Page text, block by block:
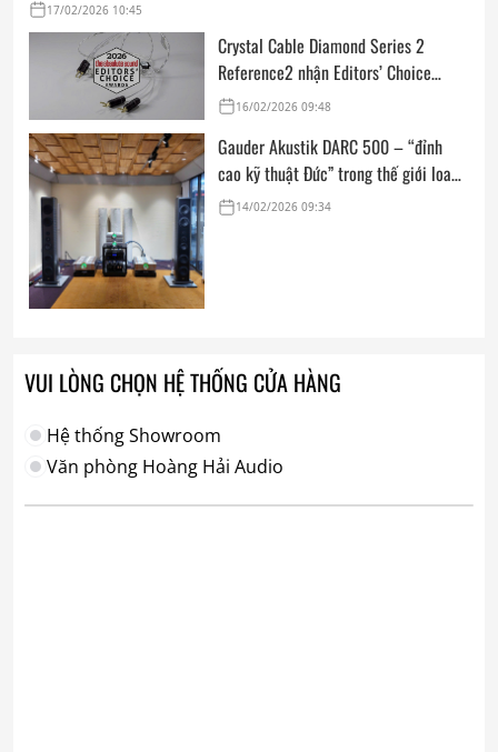
17/02/2026 10:45
Crystal Cable Diamond Series 2
Reference2 nhận Editors’ Choice
Award: Dedicated Audio 2026 từ The
16/02/2026 09:48
Gauder Akustik DARC 500 – “đỉnh
cao kỹ thuật Đức” trong thế giới loa
hi-end tham chiếu
14/02/2026 09:34
VUI LÒNG CHỌN HỆ THỐNG CỬA HÀNG
Hệ thống Showroom
Văn phòng Hoàng Hải Audio